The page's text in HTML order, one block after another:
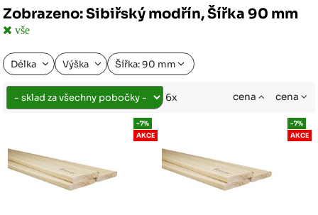
Zobrazeno: Sibiřský modřín, Šířka 90 mm
vše
Délka Výška Šířka: 90 mm
6x cena cena
-7%
AKCE
-7%
AKCE